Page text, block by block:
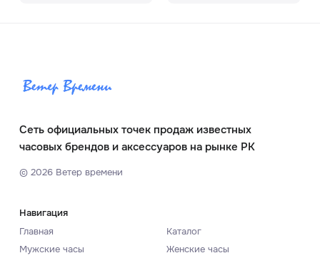
Сеть официальных точек продаж известных
часовых брендов и аксессуаров на рынке РК
© 2026Ветер времени
Навигация
Главная
Каталог
Мужские часы
Женские часы